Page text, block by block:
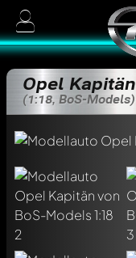
Opel Kapitän
(1:18, BoS-Models)